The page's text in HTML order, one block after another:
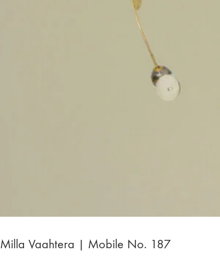
Milla Vaahtera | Mobile No. 187